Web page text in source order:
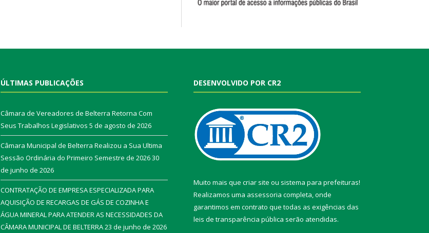
ÚLTIMAS PUBLICAÇÕES
Câmara de Vereadores de Belterra Retorna Com
Seus Trabalhos Legislativos 5 de agosto de 2026
Câmara Municipal de Belterra Realizou a Sua Ultima
Sessão Ordinária do Primeiro Semestre de 202630
de junho de 2026
CONTRATAÇÃO DE EMPRESA ESPECIALIZADA PARA
AQUISIÇÃO DE RECARGAS DE GÁS DE COZINHA E
ÁGUA MINERAL PARA ATENDER AS NECESSIDADES DA
CÂMARA MUNICIPAL DE BELTERRA23 de junho de 2026
DESENVOLVIDO POR CR2
Muito mais que criar site ou sistema para prefeituras!
Realizamos uma assessoria completa, onde
garantimos em contrato que todas as exigências das
leis de transparência pública serão atendidas.